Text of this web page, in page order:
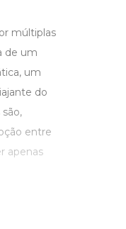
múltiplas
de um
um
do
entre
apenas